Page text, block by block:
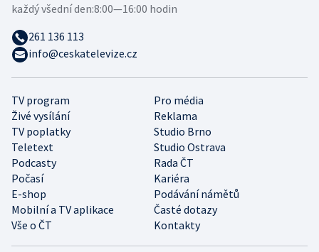
TV program
Pro média
Živé vysílání
Reklama
TV poplatky
Studio Brno
Teletext
Studio Ostrava
Podcasty
Rada ČT
Počasí
Kariéra
E-shop
Podávání námětů
Mobilní a TV aplikace
Časté dotazy
Vše o ČT
Kontakty
každý všední den:8:00—16:00 hodin
261 136 113
info@ceskatelevize.cz